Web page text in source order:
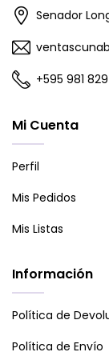
Senador
+595 981
Mi Cuenta
Perfil
Mis Pedidos
Mis Listas
Información
Política de
Política de Envío